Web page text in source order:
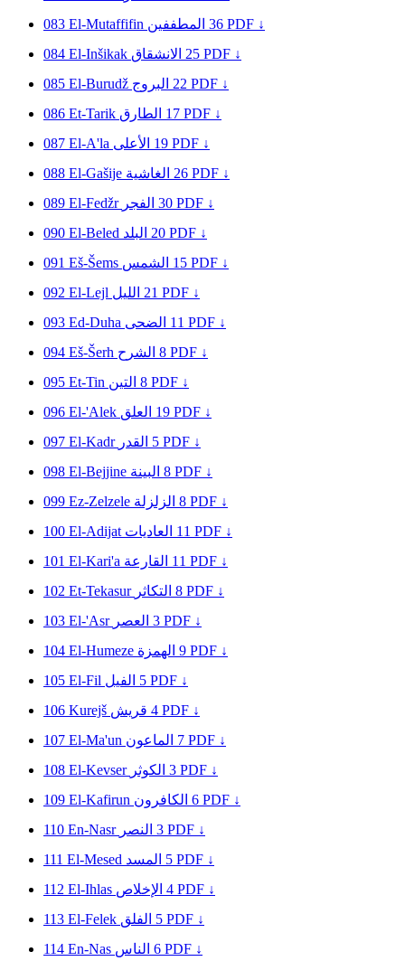
083 El-Mutaffifin المطففين 36 PDF ↓
084 El-Inšikak الانشقاق 25 PDF ↓
085 El-Burudž البروج 22 PDF ↓
086 Et-Tarik الطارق 17 PDF ↓
087 El-A'la الأعلى 19 PDF ↓
088 El-Gašije الغاشية 26 PDF ↓
089 El-Fedžr الفجر 30 PDF ↓
090 El-Beled البلد 20 PDF ↓
091 Eš-Šems الشمس 15 PDF ↓
092 El-Lejl الليل 21 PDF ↓
093 Ed-Duha الضحى 11 PDF ↓
094 Eš-Šerh الشرح 8 PDF ↓
095 Et-Tin التين 8 PDF ↓
096 El-'Alek العلق 19 PDF ↓
097 El-Kadr القدر 5 PDF ↓
098 El-Bejjine البينة 8 PDF ↓
099 Ez-Zelzele الزلزلة 8 PDF ↓
100 El-Adijat العاديات 11 PDF ↓
101 El-Kari'a القارعة 11 PDF ↓
102 Et-Tekasur التكاثر 8 PDF ↓
103 El-'Asr العصر 3 PDF ↓
104 El-Humeze الهمزة 9 PDF ↓
105 El-Fil الفيل 5 PDF ↓
106 Kurejš قريش 4 PDF ↓
107 El-Ma'un الماعون 7 PDF ↓
108 El-Kevser الكوثر 3 PDF ↓
109 El-Kafirun الكافرون 6 PDF ↓
110 En-Nasr النصر 3 PDF ↓
111 El-Mesed المسد 5 PDF ↓
112 El-Ihlas الإخلاص 4 PDF ↓
113 El-Felek الفلق 5 PDF ↓
114 En-Nas الناس 6 PDF ↓